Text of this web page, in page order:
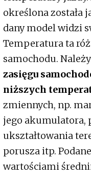
określona została
dany model widzi
Temperatura ta
samochodu.
zasięgu
niższych
zmiennych, np.
jego akumulatora,
ukształtowania
porusza itp.
wartościami